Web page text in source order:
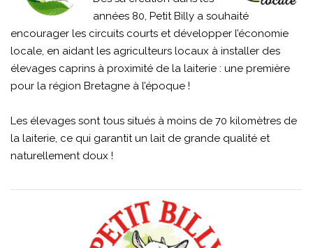
années 80, Petit Billy a souhaité
encourager les circuits courts et développer l’économie
locale, en aidant les agriculteurs locaux à installer des
élevages caprins à proximité de la laiterie : une première
pour la région Bretagne à l’époque !
Les élevages sont tous situés à moins de 70 kilomètres de
la laiterie, ce qui garantit un lait de grande qualité et
naturellement doux !